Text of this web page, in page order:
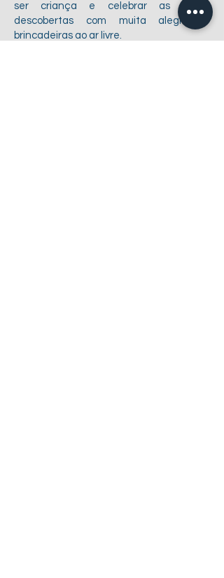
ser criança e celebrar as novas
descobertas com muita alegria e
brincadeiras ao ar livre.